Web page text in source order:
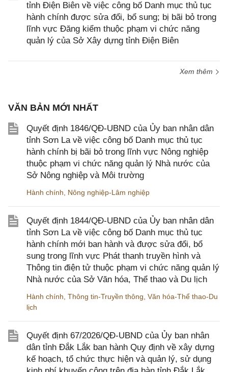
tỉnh Điện Biên về việc công bố Danh mục thủ tục
hành chính được sửa đổi, bổ sung; bị bãi bỏ trong
lĩnh vực Đăng kiểm thuộc phạm vi chức năng
quản lý của Sở Xây dựng tỉnh Điện Biên
Xem thêm
VĂN BẢN MỚI NHẤT
Quyết định 1846/QĐ-UBND của Ủy ban nhân dân
tỉnh Sơn La về việc công bố Danh mục thủ tục
hành chính bị bãi bỏ trong lĩnh vực Nông nghiệp
thuộc phạm vi chức năng quản lý Nhà nước của
Sở Nông nghiệp và Môi trường
Hành chính Nông nghiệp-Lâm nghiệp
Quyết định 1844/QĐ-UBND của Ủy ban nhân dân
tỉnh Sơn La về việc công bố Danh mục thủ tục
hành chính mới ban hành và được sửa đổi, bổ
sung trong lĩnh vực Phát thanh truyền hình và
Thông tin điện tử thuộc phạm vi chức năng quản lý
Nhà nước của Sở Văn hóa, Thể thao và Du lịch
Hành chính Thông tin-Truyền thông Văn hóa-Thể thao-Du
lịch
Quyết định 67/2026/QĐ-UBND của Ủy ban nhân
dân tỉnh Đắk Lắk ban hành Quy định về xây dựng
kế hoạch, tổ chức thực hiện và quản lý, sử dụng